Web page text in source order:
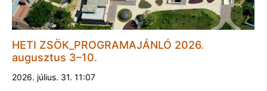
HETI ZSÖK_PROGRAMAJÁNLÓ 2026.
augusztus 3–10.
2026. július. 31. 11:07